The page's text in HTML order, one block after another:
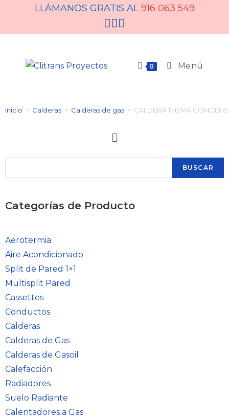
LLÁMANOS GRATIS AL916 063 549
0 Menú
Inicio > Calderas > Calderas de gas > CALDERA THEMA
BUSCAR
Categorías de Producto
Aerotermia
Aire Acondicionado
Split de Pared 1×1
Multisplit Pared
Cassettes
Conductos
Calderas
Calderas de Gas
Calderas de Gasoil
Calefacción
Radiadores
Suelo Radiante
Calentadores a Gas